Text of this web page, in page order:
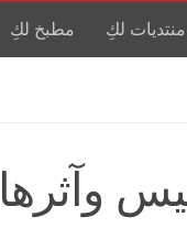
لكِ مطبخ لكِ